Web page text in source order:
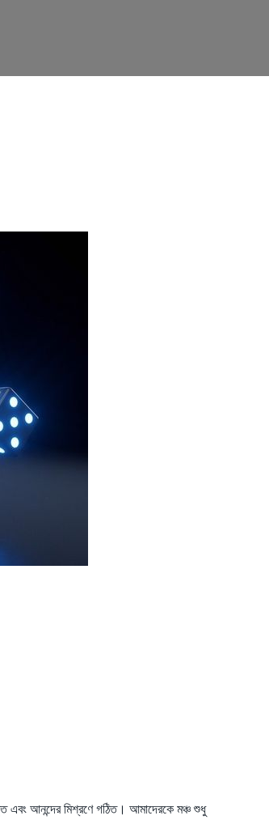
এবং আনন্দের মিশ্রণে গঠিত। আমাদেরকে মঞ্চ শুধু